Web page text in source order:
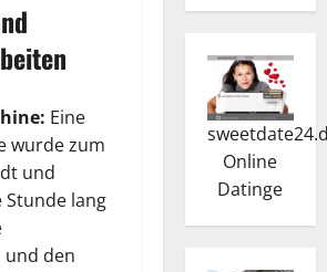
Eine
wurde zum
und
lang
und den
Online
Datinge